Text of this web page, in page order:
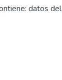
datos del